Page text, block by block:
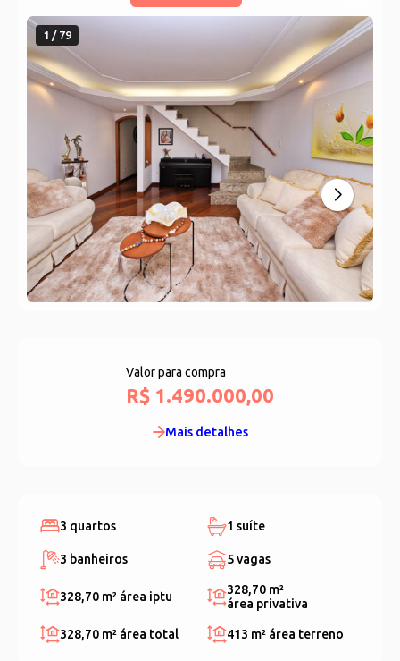
1 / 79
Valor para compra
R$ 1.490.000,00
Mais detalhes
3 quartos 1 suíte
3 banheiros 5 vagas
328,70 m² área iptu
328,70 m²
área privativa
328,70 m² área total 413 m² área terreno